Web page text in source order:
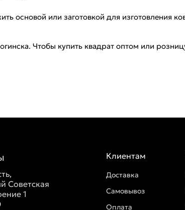
основой или заготовкой для изготовления
Чтобы купить квадрат оптом или
Советская
1
Клиентам
Доставка
Самовывоз
Оплата